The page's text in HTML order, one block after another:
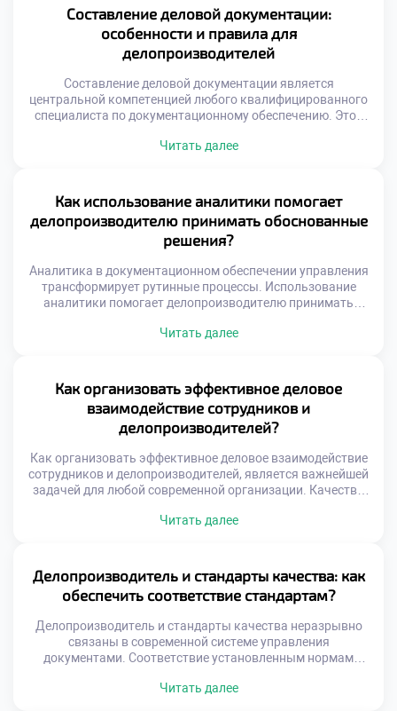
специалиста. Работодатели ценят конкретные
компетенции выше размытых общих знаний. Реализация
потенциала начинается с четкого понимания своей ниши.
Специализация превращает рутинную […]
Составление деловой документации:
особенности и правила для
делопроизводителей
Составление деловой документации является
центральной компетенцией любого квалифицированного
специалиста по документационному обеспечению. Этот
понимания управленческих задач организации. Качество
Именно умение создавать безупречные документы
отличает профессионала от обычного пользователя
текстового редактора. Деловая переписка и служебные
бумаги […]
Читать далее
Как использование аналитики помогает
делопроизводителю принимать обоснованные
решения?
Аналитика в документационном обеспечении управления
трансформирует рутинные процессы. Использование
аналитики помогает делопроизводителю принимать
данные заменяют интуитивные догадки в современной
Это повышает качество управленческих решений и
снижает риски ошибок. Современный документооборот
генерирует огромное количество структурированной
информации. Простая регистрация документов уже […]
Читать далее
Как организовать эффективное деловое
взаимодействие сотрудников и
делопроизводителей?
Как организовать эффективное деловое взаимодействие
сотрудников и делопроизводителей, является важнейшей
задачей для любой современной организации. Качество
работы всего коллектива. Делопроизводитель не может
задержки и конфликты. Эффективное взаимодействие
строится на четких правилах и взаимном уважении.
Понимание ролей каждого участника процесса устраняет
Читать далее
Делопроизводитель и стандарты качества: как
обеспечить соответствие стандартам?
Делопроизводитель и стандарты качества неразрывно
связаны в современной системе управления
документами. Соответствие установленным нормам
любого специалиста. Без соблюдения стандартов
Читать далее